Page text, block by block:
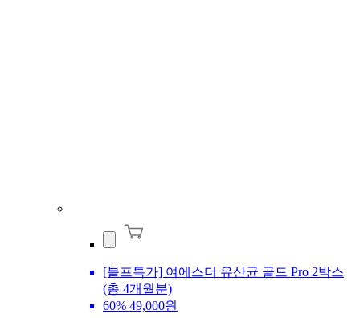
[블프특가] 여에스더 유산균 골드 Pro 2박스
(총 4개월분)
60% 49,000원